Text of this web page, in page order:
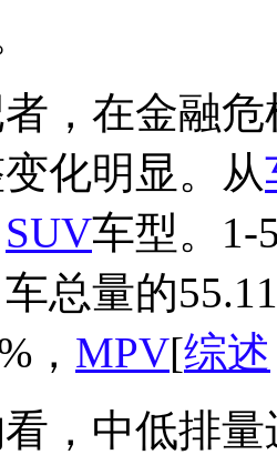
，在金融
化明显。从
SUV车型。1-
总量的
， MPV[综述
，中低排